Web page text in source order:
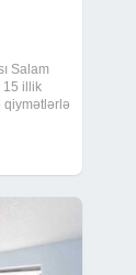
Salam
15 illik
qiymətlərlə
işlərinin